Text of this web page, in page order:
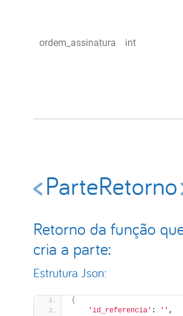
ordem_assinatura int
ParteRetorno
Retorno da função
cria a parte:
Estrutura Json:
{
'id_referencia' : '' ,